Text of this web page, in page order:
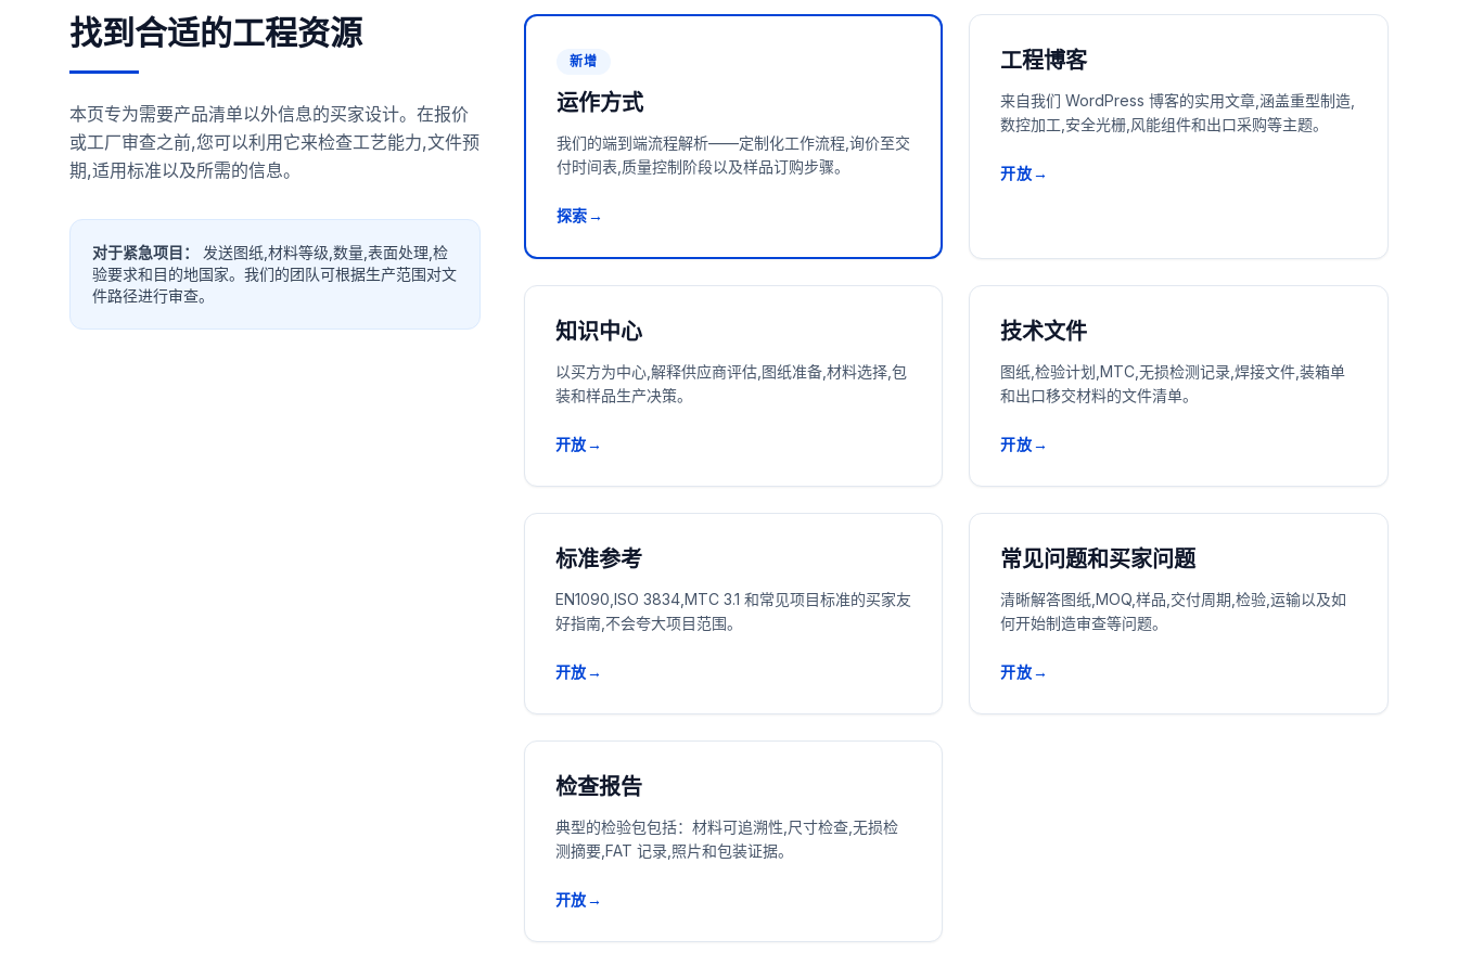
找到合适的工程资源
本页专为需要产品清单以外信息的买家设计。在报价
或工厂审查之前,您可以利用它来检查工艺能力,文件预
期,适用标准以及所需的信息。
对于紧急项目：
发送图纸,材料等级,数量,表面处理,检
验要求和目的地国家。我们的团队可根据生产范围对文
件路径进行审查。
新增
运作方式
我们的端到端流程解析——定制化工作流程,询价至交
付时间表,质量控制阶段以及样品订购步骤。
探索→
工程博客
来自我们 WordPress 博客的实用文章,涵盖重型制造,
数控加工,安全光栅,风能组件和出口采购等主题。
开放→
知识中心
以买方为中心,解释供应商评估,图纸准备,材料选择,包
装和样品生产决策。
开放→
技术文件
图纸,检验计划,MTC,无损检测记录,焊接文件,装箱单
和出口移交材料的文件清单。
开放→
标准参考
EN1090,ISO 3834,MTC 3.1 和常见项目标准的买家友
好指南,不会夸大项目范围。
开放→
常见问题和买家问题
清晰解答图纸,MOQ,样品,交付周期,检验,运输以及如
何开始制造审查等问题。
开放→
检查报告
典型的检验包包括：材料可追溯性,尺寸检查,无损检
测摘要,FAT 记录,照片和包装证据。
开放→